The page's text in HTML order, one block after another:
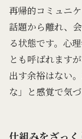
再帰的コミュニ
話題から離れ、
る状態です。心
とも呼ばれます
出す余裕はない
な」と感覚で気づ